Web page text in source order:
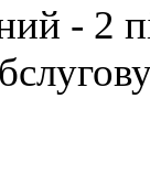
- 2